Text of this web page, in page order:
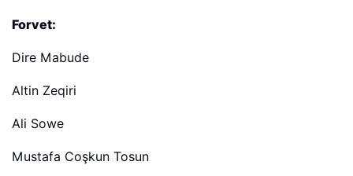
Forvet:
Dire Mabude
Altin Zeqiri
Ali Sowe
Mustafa Coşkun Tosun